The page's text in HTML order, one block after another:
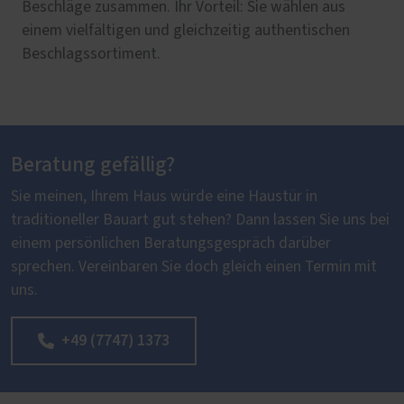
Beschläge zusammen. Ihr Vorteil: Sie wählen aus
einem vielfältigen und gleichzeitig authentischen
Beschlagssortiment.
Beratung gefällig?
Sie meinen, Ihrem Haus würde eine Haustür in
traditioneller Bauart gut stehen? Dann lassen Sie uns bei
einem persönlichen Beratungsgespräch darüber
sprechen. Vereinbaren Sie doch gleich einen Termin mit
uns.
+49 (7747) 1373